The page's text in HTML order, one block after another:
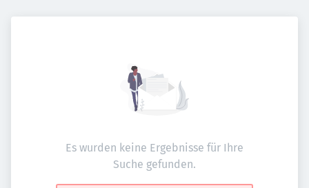
Es wurden keine Ergebnisse für Ihre
Suche gefunden.